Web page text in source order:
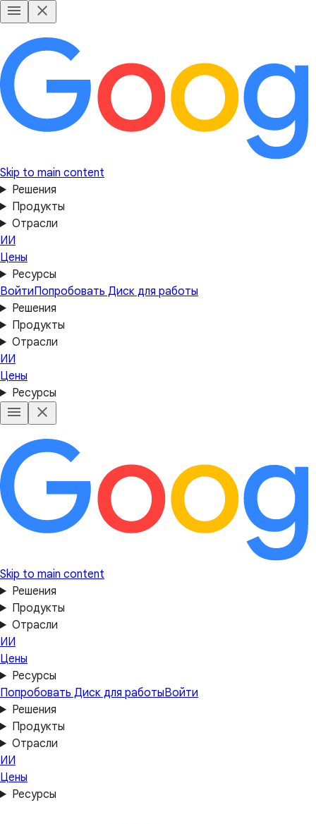
Skip to main content
Решения
Продукты
Отрасли
ИИ
Цены
Ресурсы
ВойтиПопробовать Диск для работы
Решения
Продукты
Отрасли
ИИ
Цены
Ресурсы
Skip to main content
Решения
Продукты
Отрасли
ИИ
Цены
Ресурсы
Попробовать Диск для работыВойти
Решения
Продукты
Отрасли
ИИ
Цены
Ресурсы